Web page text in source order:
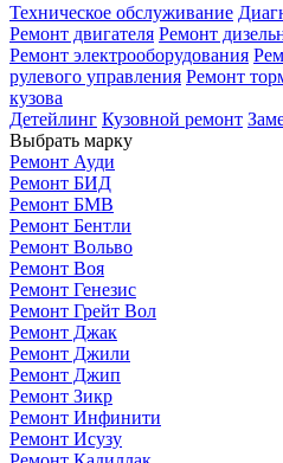
Техническое обслуживание
Ремонт двигателя Ремонт
Ремонт электрооборудования
рулевого управления Ремонт
кузова
Детейлинг Кузовной ремонт
Выбрать марку
Ремонт Ауди
Ремонт БИД
Ремонт БМВ
Ремонт Бентли
Ремонт Вольво
Ремонт Воя
Ремонт Генезис
Ремонт Грейт Вол
Ремонт Джак
Ремонт Джили
Ремонт Джип
Ремонт Зикр
Ремонт Инфинити
Ремонт Исузу